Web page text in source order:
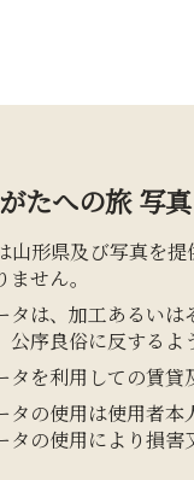
たへの旅 写
山形県及び写真を
せん。
タは、加工あるいは
公序良俗に反するよ
タを利用しての賃貸
タの使用は使用者本
タの使用により損害